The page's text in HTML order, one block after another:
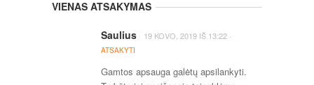
VIENAS ATSAKYMAS
Saulius 19 KOVO, 2019 IŠ 13:22 ·
ATSAKYTI
Gamtos apsauga galėtų apsilankyti.